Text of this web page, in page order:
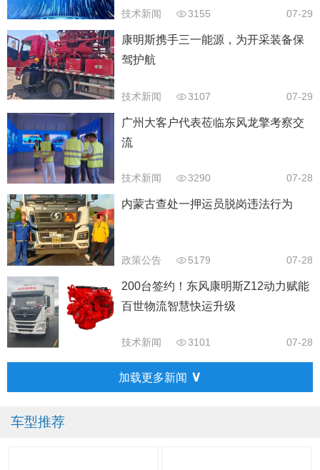
技术新闻 3155 07-29
康明斯携手三一能源，为开采装备保
驾护航
技术新闻 3107 07-29
广州大客户代表莅临东风龙擎考察交
流
技术新闻 3290 07-28
内蒙古查处一押运员脱岗违法行为
政策公告 5179 07-28
200台签约！东风康明斯Z12动力赋能
百世物流智慧快运升级
技术新闻 3101 07-28
加载更多新闻 ∨
车型推荐